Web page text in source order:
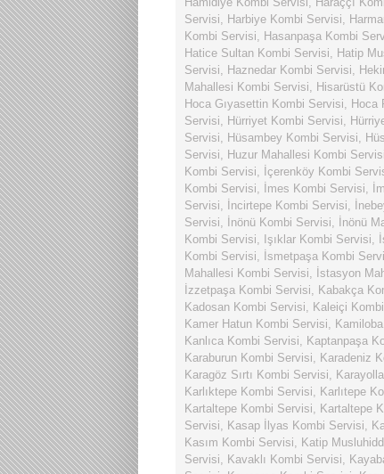
Servisi, Harbiye Kombi Servisi,
Kombi Servisi, Hasanpaşa Kombi
Hatice Sultan Kombi Servisi, Hatip
Servisi, Haznedar Kombi Servisi,
Mahallesi Kombi Servisi, Hisarüstü
Hoca Gıyasettin Kombi Servisi, Hoca
Servisi, Hürriyet Kombi Servisi,
Servisi, Hüsambey Kombi Servisi,
Servisi, Huzur Mahallesi Kombi Servisi
Kombi Servisi, İçerenköy Kombi
Kombi Servisi, İmes Kombi Servisi,
Servisi, İncirtepe Kombi Servisi,
Servisi, İnönü Kombi Servisi, İnönü
Kombi Servisi, Işıklar Kombi Servisi,
Kombi Servisi, İsmetpaşa Kombi
Mahallesi Kombi Servisi, İstasyon
İzzetpaşa Kombi Servisi, Kabakça
Kadosan Kombi Servisi, Kaleiçi
Kamer Hatun Kombi Servisi,
Kanlıca Kombi Servisi, Kaptanpaşa
Karaburun Kombi Servisi, Karadeniz
Karagöz Sırtı Kombi Servisi,
Karlıktepe Kombi Servisi, Karlıtepe
Kartaltepe Kombi Servisi, Kartaltepe
Servisi, Kasap İlyas Kombi Servisi,
Kasım Kombi Servisi, Katip
Servisi, Kavaklı Kombi Servisi,